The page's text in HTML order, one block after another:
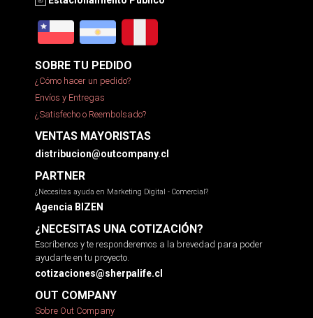
SOBRE TU PEDIDO
¿Cómo hacer un pedido?
Envíos y Entregas
¿Satisfecho o Reembolsado?
VENTAS MAYORISTAS
distribucion@outcompany.cl
PARTNER
¿Necesitas ayuda en Marketing Digital - Comercial?
Agencia BIZEN
¿NECESITAS UNA COTIZACIÓN?
Escríbenos y te responderemos a la brevedad para poder
ayudarte en tu proyecto.
cotizaciones@sherpalife.cl
OUT COMPANY
Sobre Out Company